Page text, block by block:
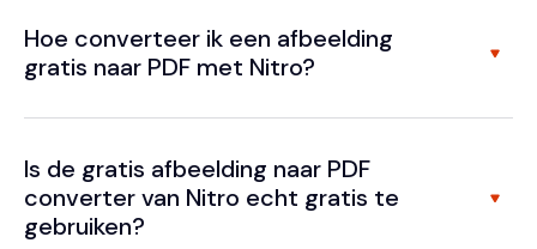
Hoe converteer ik een afbeelding
gratis naar PDF met Nitro?
Is de gratis afbeelding naar PDF
converter van Nitro echt gratis te
gebruiken?